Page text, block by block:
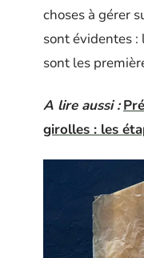
choses à gérer
sont évidentes :
sont les
A lire aussi :
girolles : les